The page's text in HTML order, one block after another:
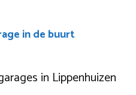
in de buurt
in Lippenhuizen